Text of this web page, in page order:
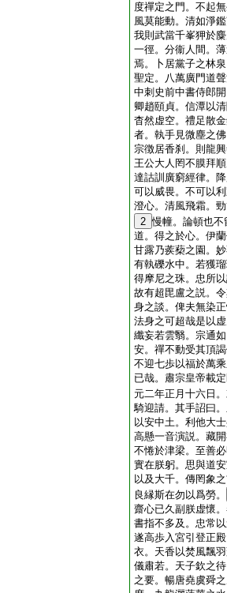
度禪定之門。不起
風莫能動。清如淨
我則武當千峯狎於
一徑。分衞人間。
焉。卜居黨子之林
聖定。八萬廣門道
中刺史前中書侍郎
卿趙頤貞。信潭以
杳然虚空。禮足散
者。執手見微塵之
宗徴居香刹。則龍
王公大人罔不膜拜
達詁訓廣窮經律。
可以威畏。不可以
澄心。清風飛霜。
2 慢幢。論頓也
道。得之於心。伊
甘露乃蒺蔾之園。
有執礫水中。若獲
得摩尼之珠。忠所
故有超毘盧之説。
身之談。俾夫無染
法身之可超哉是以
纖妄若雲翳。宗通
安。禪不動受其頂
不迎七歩以福於萬
已哉。肅宗皇帝載
元二年正月十六日
騎迎請。其手詔曰
以安中土。利他大
高懸一音演説。藏
不惓於津梁。至善
實在朕躬。思與道
以及大千。傳罔象
良縁斯在勿以爲勞。
齋心已久副朕虚懷
書指不多及。忠常
遂高歩入宮引登正
衣。天香以焚風飄
儀肅若。天子欽之
之要。暢唐堯虞舜